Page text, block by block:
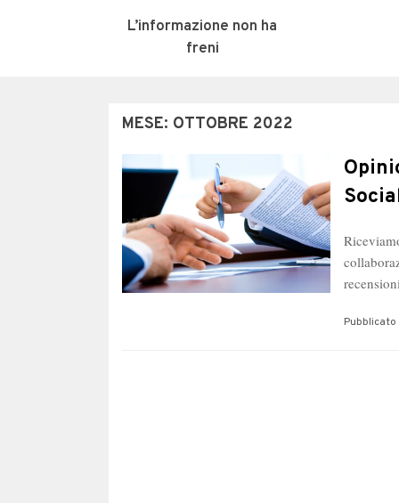
L’informazione non ha
freni
MESE: OTTOBRE 2022
Pubblicato